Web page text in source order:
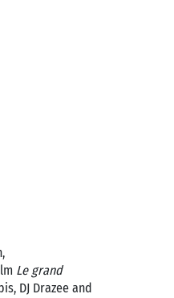
Le grand
DJ Drazee and